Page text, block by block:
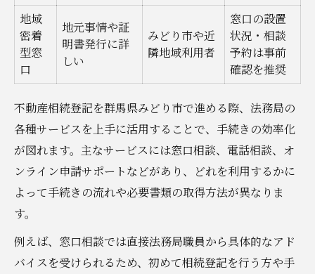
地域
密着
型窓
口
地元事情や証
明書発行に詳
しい
みどり市や近
隣地域利用者
窓口の設置
状況・相談
予約は事前
確認を推奨
不動産相続登記を群馬県みどり市で進める際、法務局の
各種サービスを上手に活用することで、手続きの効率化
が図れます。主なサービスには窓口相談、電話相談、オ
ンライン申請サポートなどがあり、どれを利用するかに
よって手続きの流れや必要書類の取得方法が異なりま
す。
例えば、窓口相談では直接法務局職員から具体的なアド
バイスを受けられるため、初めて相続登記を行う方や手